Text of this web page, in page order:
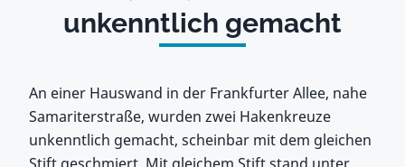
unkenntlich gemacht
An einer Hauswand in der Frankfurter Allee, nahe
Samariterstraße, wurden zwei Hakenkreuze
unkenntlich gemacht, scheinbar mit dem gleichen